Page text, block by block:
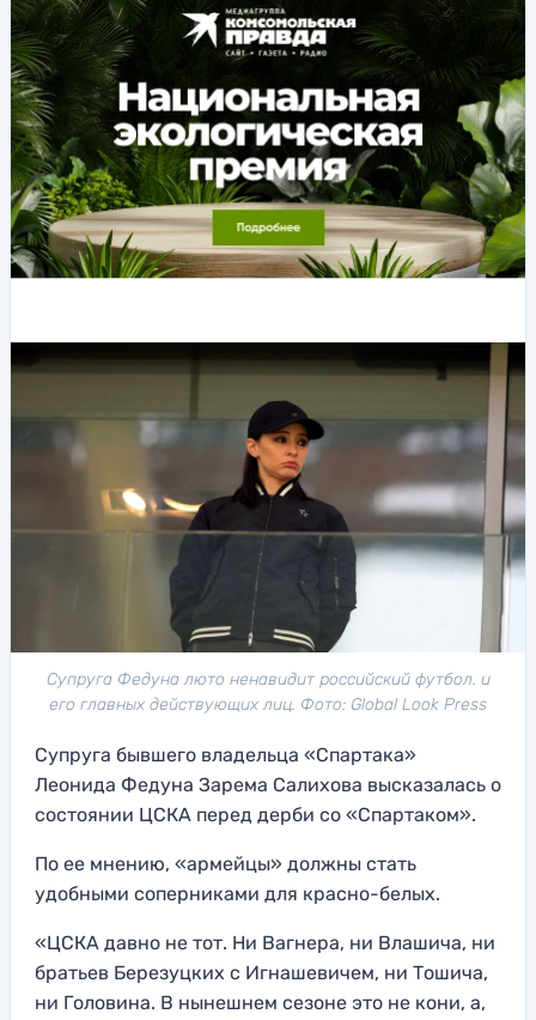
Супруга Федуна люто ненавидит российский футбол. и
его главных действующих лиц. Фото: Global Look Press
Супруга бывшего владельца «Спартака»
Леонида Федуна Зарема Салихова высказалась о
состоянии ЦСКА перед дерби со «Спартаком».
По ее мнению, «армейцы» должны стать
удобными соперниками для красно-белых.
«ЦСКА давно не тот. Ни Вагнера, ни Влашича, ни
братьев Березуцких с Игнашевичем, ни Тошича,
ни Головина. В нынешнем сезоне это не кони, а,